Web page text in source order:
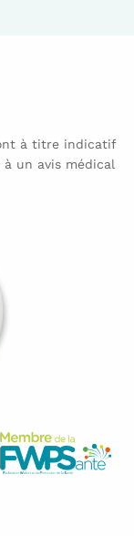
à titre indicatif
un avis médical